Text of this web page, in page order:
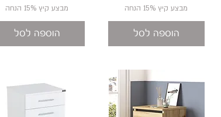
מבצע קיץ 15% הנחה
הוספה לסל
מבצע קיץ 15% הנחה
הוספה לסל